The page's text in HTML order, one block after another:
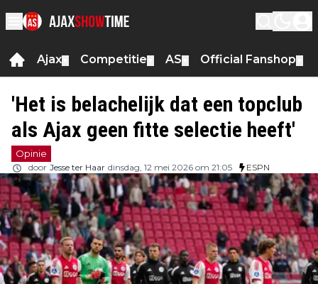
Ajax Competitie AS Official Fanshop
'Het is belachelijk dat een topclub
als Ajax geen fitte selectie heeft'
Opinie
door Jesse ter Haar dinsdag, 12 mei 2026 om 21:05 ESPN